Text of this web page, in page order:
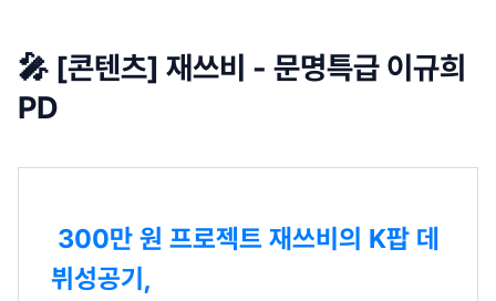
🎤 [콘텐츠] 재쓰비 - 문명특급 이규희
PD
300만 원 프로젝트 재쓰비의 K팝 데
뷔성공기,